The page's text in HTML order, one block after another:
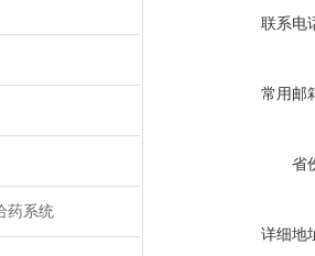
药系统
联系电
常用邮
省
详细地